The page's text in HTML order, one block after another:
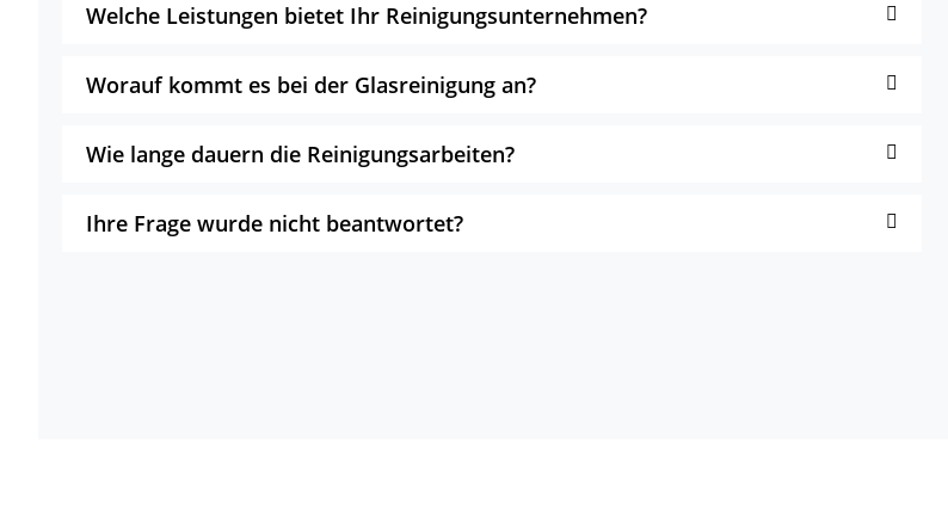
Welche Leistungen bietet Ihr Reinigungsunternehmen?
Worauf kommt es bei der Glasreinigung an?
Wie lange dauern die Reinigungsarbeiten?
Ihre Frage wurde nicht beantwortet?